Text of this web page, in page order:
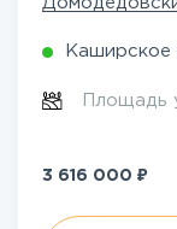
Каширское
Площадь
3 616 000 ₽